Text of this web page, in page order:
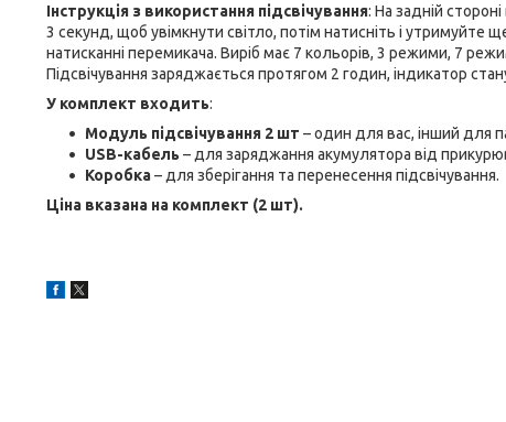
Інструкція з використання підсвічування: На задній
3 секунд, щоб увімкнути світло, потім натисніть і
натисканні перемикача. Виріб має 7 кольорів, 3 режими, 7
Підсвічування заряджається протягом 2 годин, індикатор
У комплект входить:
Модуль підсвічування 2 шт – один для вас, інший для
USB-кабель – для заряджання акумулятора від
Коробка– для зберігання та перенесення підсвічування.
Ціна вказана на комплект (2 шт).